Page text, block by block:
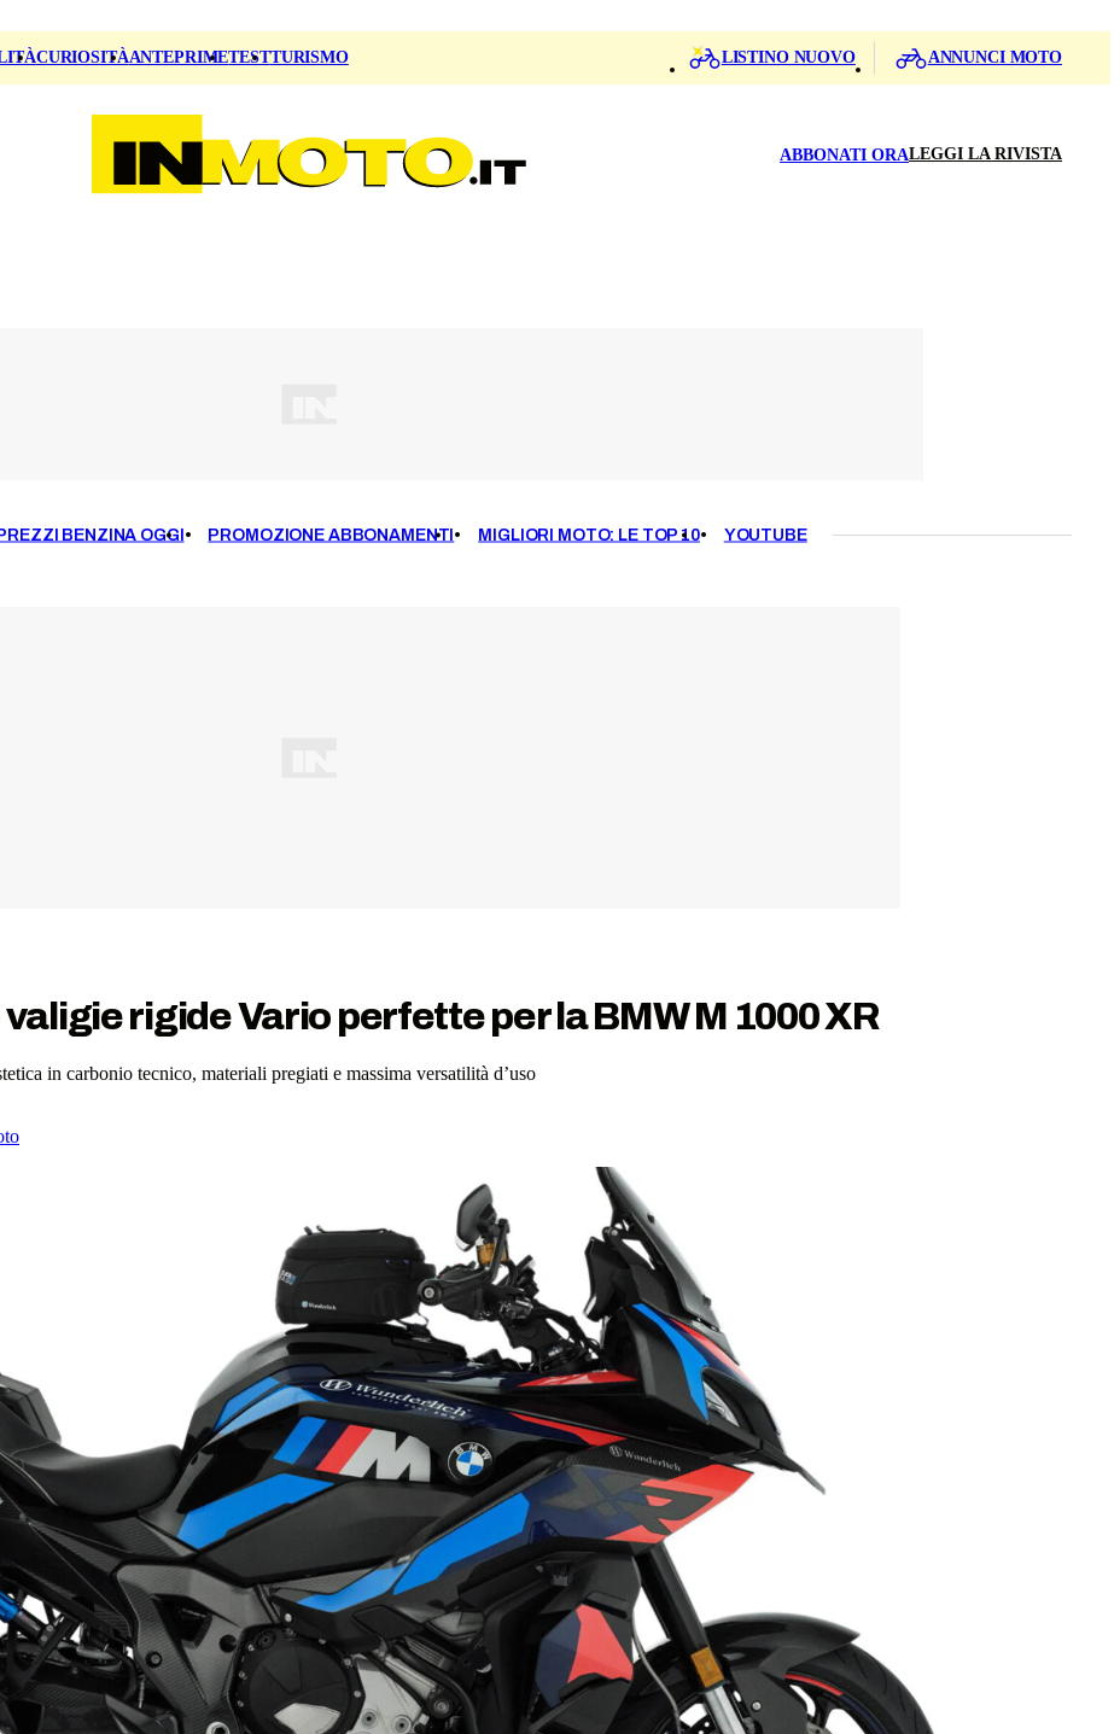
CURIOSITÀANTEPRIMETESTTURISMO LISTINO NUOVO ANNUNCI MOTO
ABBONATI ORALEGGI LA RIVISTA
BENZINA OGGI PROMOZIONE ABBONAMENTI MIGLIORI MOTO: LE TOP 10 YOUTUBE
rigide Vario perfette per la BMW M 1000 XR
in carbonio tecnico, materiali pregiati e massima versatilità d’uso